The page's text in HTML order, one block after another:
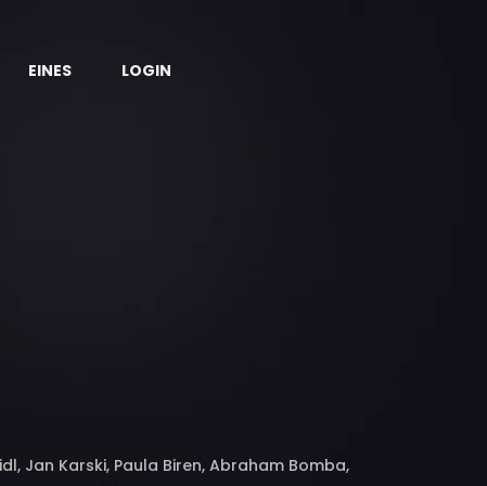
EINES LOGIN
Jan Karski, Paula Biren, Abraham Bomba,